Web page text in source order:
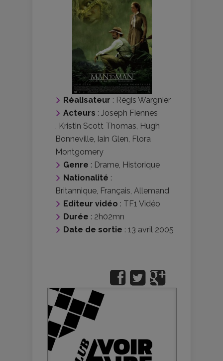
Réalisateur : Régis Wargnier
Acteurs : Joseph Fiennes
, Kristin Scott Thomas, Hugh
Bonneville, Iain Glen, Flora
Montgomery
Genre : Drame, Historique
Nationalité :
Britannique, Français, Allemand
Editeur vidéo : TF1 Vidéo
Durée : 2h02mn
Date de sortie : 13 avril 2005